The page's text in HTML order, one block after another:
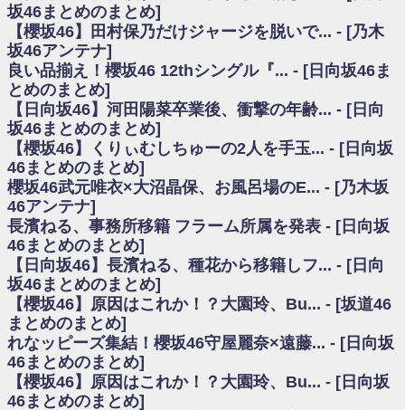
いた理由
日向坂46まとめのまとめ / 【日向坂46】若林さん「笑えないぐらい師匠だ
から」佐々木久美と卒業後初の共演の様子がこちら！【激レアさん】
日向坂46まとめのまとめ / 【元日向坂46】情報解禁前で言えない！？丹生
ちゃん、メンバーと会った模様
乃木坂欅坂まとめのまとめ / 【日向坂46】この月、何かあるのか！？『お
願いバッハ！』ミーグリ日程がこちら
欅坂/日向坂46まとめのまとめ / 【櫻坂46】ミーグリで喧嘩！？山下瞳月、
これはマジギレしてる
乃木坂46アンテナ / 【櫻坂46】ハリソン守屋「ゆーづのせいです」【ラヴ
ィット!】
乃木坂あんてな ～乃木坂46・欅坂46・日向坂46のニュース・情報・話題
をピックアップ / 良い品揃え！櫻坂46 12thシングル『Make or Break』オフィ
シャルグッズ絶賛販売受付中
日向坂46まとめのまとめ / 【日向坂46】この月、何かあるのか！？『お願
いバッハ！』ミーグリ日程がこちら
日向坂46まとめのまとめ / 【元日向坂46】この卒業生、めちゃくちゃテレ
ビで見かけるな
欅坂/日向坂46まとめのまとめ / 【櫻坂46】リアルミーグリであの販売も！
『Make or Break』オフィシャルグッズ解禁
乃木坂46アンテナ / 【櫻坂46】ミーグリで喧嘩！？山下瞳月、これはマジ
ギレしてる
乃木坂あんてな ～乃木坂46・欅坂46・日向坂46のニュース・情報・話題
をピックアップ / れなッピーズ集結！櫻坂46守屋麗奈×遠藤理子、8/6「ラヴィ
ット！」水曜スタジオ出演決定
坂46まとめのまとめ]
【櫻坂46】田村保乃だけジャージを脱いで... - [乃木
坂46アンテナ]
良い品揃え！櫻坂46 12thシングル『... - [日向坂46ま
とめのまとめ]
【日向坂46】河田陽菜卒業後、衝撃の年齢... - [日向
坂46まとめのまとめ]
【櫻坂46】くりぃむしちゅーの2人を手玉... - [日向坂
46まとめのまとめ]
櫻坂46武元唯衣×大沼晶保、お風呂場のE... - [乃木坂
46アンテナ]
長濱ねる、事務所移籍 フラーム所属を発表 - [日向坂
46まとめのまとめ]
【日向坂46】長濱ねる、種花から移籍しフ... - [日向
坂46まとめのまとめ]
【櫻坂46】原因はこれか！？大園玲、Bu... - [坂道46
まとめのまとめ]
れなッピーズ集結！櫻坂46守屋麗奈×遠藤... - [日向坂
46まとめのまとめ]
【櫻坂46】原因はこれか！？大園玲、Bu... - [日向坂
46まとめのまとめ]